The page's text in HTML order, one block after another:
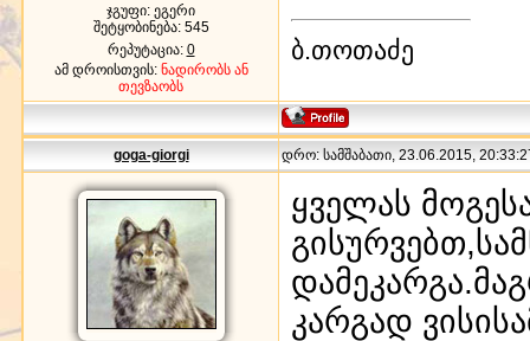
ჯგუფი: ეგერი
შეტყობინება: 545
რეპუტაცია: 0
ამ დროისთვის: ნადირობს ან
თევზაობს
ბ.თოთაძე
goga-giorgi დრო: სამშაბათი, 23.06.2015,
ყველას
კარგად